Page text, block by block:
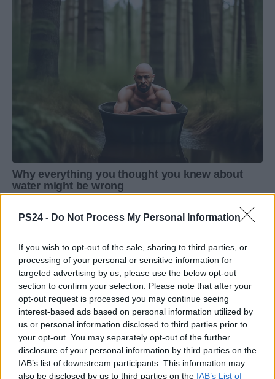
PS24 - Do Not Process My Personal Information
If you wish to opt-out of the sale, sharing to third parties, or
processing of your personal or sensitive information for
targeted advertising by us, please use the below opt-out
section to confirm your selection. Please note that after your
opt-out request is processed you may continue seeing
interest-based ads based on personal information utilized by
us or personal information disclosed to third parties prior to
your opt-out. You may separately opt-out of the further
disclosure of your personal information by third parties on the
IAB’s list of downstream participants. This information may
also be disclosed by us to third parties on the IAB’s List of